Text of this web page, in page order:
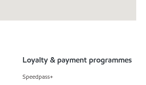
Loyalty & payment programmes
Speedpass+